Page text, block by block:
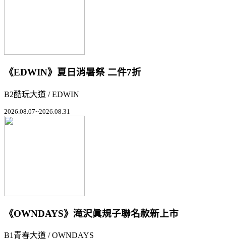
《EDWIN》夏日消暑祭 二件7折
B2酷玩大道 / EDWIN
2026.08.07~2026.08.31
《OWNDAYS》滝沢眞規子聯名款新上市
B1青春大道 / OWNDAYS